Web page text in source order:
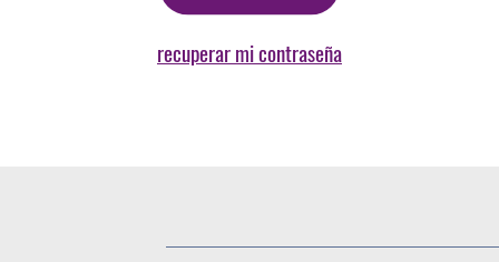
recuperar mi contraseña